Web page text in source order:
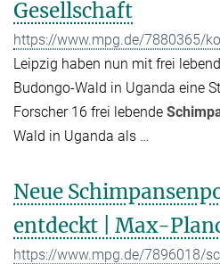
Gesellschaft
Leipzig haben nun mit frei
Budongo-Wald in Uganda eine
Forscher 16 frei lebende
Wald in Uganda als …
Neue
entdeckt | Max-